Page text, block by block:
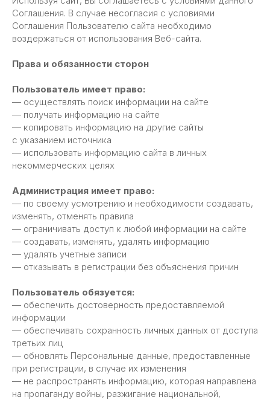
Соглашения. В случае несогласия с условиями
Соглашения Пользователю сайта необходимо
воздержаться от использования Веб-сайта.
Права и обязанности сторон
Пользователь имеет право:
— осуществлять поиск информации на сайте
— получать информацию на сайте
— копировать информацию на другие сайты
с указанием источника
— использовать информацию сайта в личных
некоммерческих целях
Администрация имеет право:
— по своему усмотрению и необходимости создавать,
изменять, отменять правила
— ограничивать доступ к любой информации на сайте
— создавать, изменять, удалять информацию
— удалять учетные записи
— отказывать в регистрации без объяснения причин
Пользователь обязуется:
— обеспечить достоверность предоставляемой
информации
— обеспечивать сохранность личных данных от доступа
третьих лиц
— обновлять Персональные данные, предоставленные
при регистрации, в случае их изменения
— не распространять информацию, которая направлена
на пропаганду войны, разжигание национальной,